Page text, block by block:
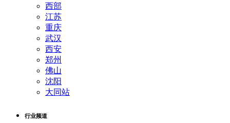
西部
江苏
重庆
武汉
西安
郑州
佛山
沈阳
大同站
行业频道